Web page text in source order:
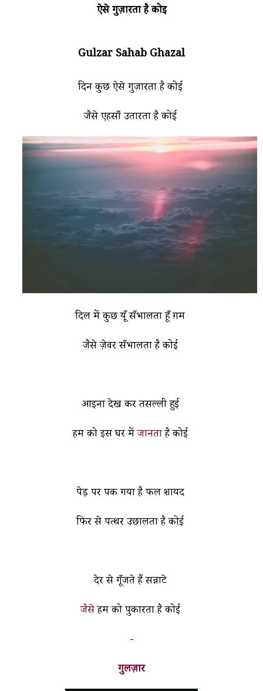
ऐसे गुज़ारता है कोई
Gulzar Sahab Ghazal
दिन कुछ ऐसे गुज़ारता है कोई
जैसे एहसाँ उतारता है कोई
दिल में कुछ यूँ सँभालता हूँ ग़म
जैसे ज़ेवर सँभालता है कोई
आइना देख कर तसल्ली हुई
हम को इस घर मेंजानताहै कोई
पेड़ पर पक गया है फल शायद
फिर से पत्थर उछालता है कोई
देर से गूँजते हैं सन्नाटे
जैसेहम को पुकारता है कोई
-
गुलज़ार